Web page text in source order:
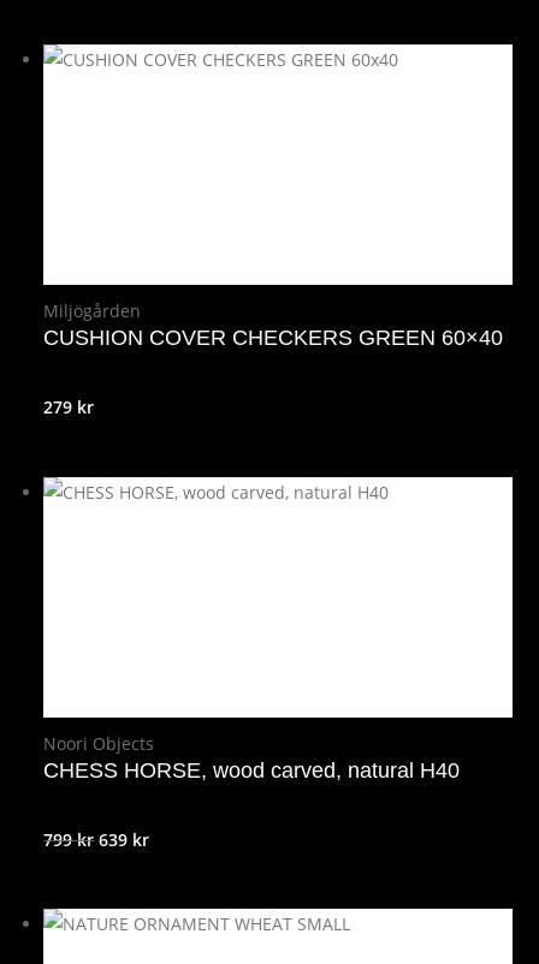
Miljögården
CUSHION COVER CHECKERS GREEN 60×40
279 kr
Noori Objects
CHESS HORSE, wood carved, natural H40
799krDet
var:
639 krDet
är: